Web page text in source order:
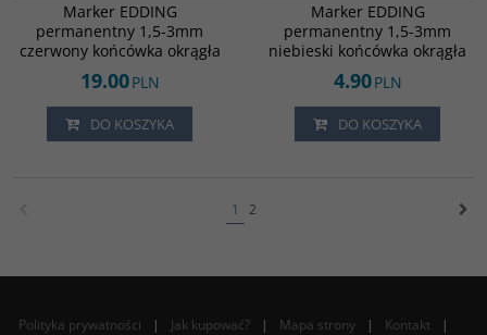
Marker EDDING
permanentny 1,5-3mm
czerwony końcówka okrągła
19.00PLN
DO KOSZYKA
Marker EDDING
permanentny 1,5-3mm
niebieski końcówka okrągła
4.90PLN
DO KOSZYKA
1 2
Polityka prywatności | Jak kupować? | Mapa strony | Kontakt
|